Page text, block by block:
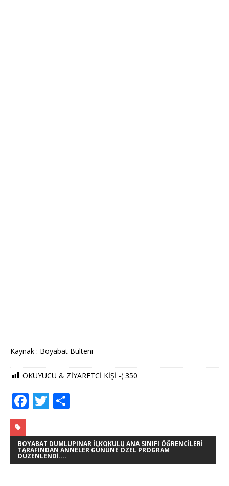
Kaynak : Boyabat Bülteni
OKUYUCU & ZİYARETCİ KİŞİ -( 350
F
c
e
b
T
it
te
r
ar
e
BOYABAT DUMLUPINAR İLKOKULU ANA SINIFI ÖĞRENCILERI
TARAFINDAN ANNELER GÜNÜNE ÖZEL PROGRAM
DÜZENLENDI....